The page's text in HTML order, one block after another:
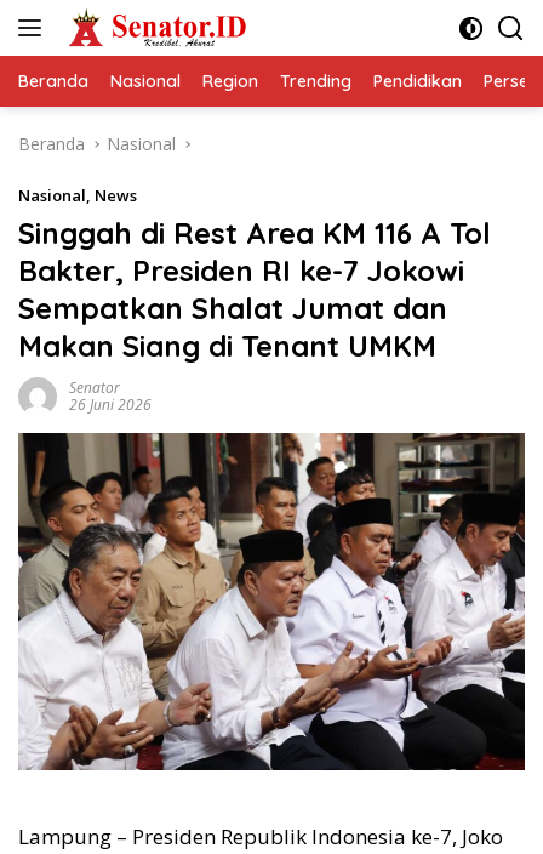
Beranda Nasional Region Trending Pendidikan
Beranda Nasional
Nasional, News
Singgah di Rest Area KM 116 A Tol
Bakter, Presiden RI ke-7 Jokowi
Sempatkan Shalat Jumat dan
Makan Siang di Tenant UMKM
Senator
26 Juni 2026
Lampung – Presiden Republik Indonesia ke-7, Joko